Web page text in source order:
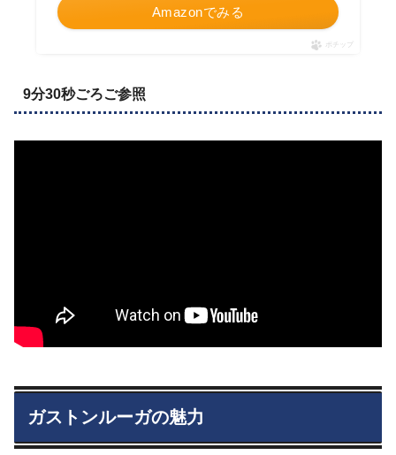
Amazonでみる
ポチップ
9分30秒ごろご参照
ガストンルーガの魅力